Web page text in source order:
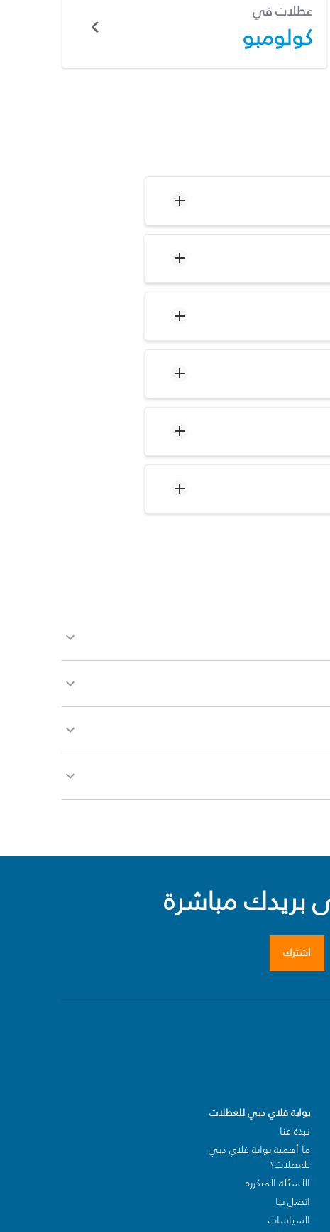
عطلات في
كولومبو
مباشرة
اشترك
بوابة فلاي دبي للعطلات
نبذة عنا
ما أهمية بوابة فلاي دبي
للعطلات؟
الأسئلة المتكررة
اتصل بنا
السياسات